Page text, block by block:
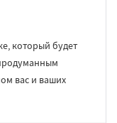
который будет
вас и ваших